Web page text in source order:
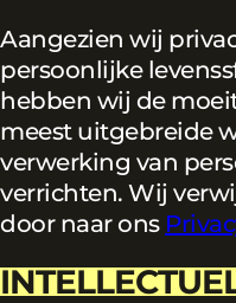
Aangezien wij
persoonlijke
hebben wij de
meest uitgebreide
verwerking van
verrichten. Wij
door naar ons